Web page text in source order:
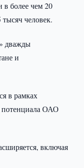
в более чем 20
человек.
дважды
и
в рамках
потенциала ОАО
включая